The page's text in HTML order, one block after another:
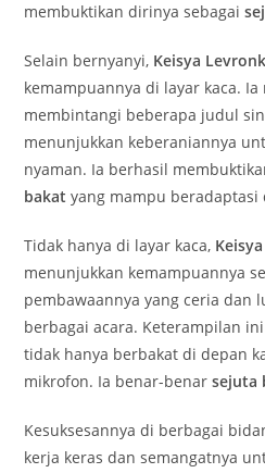
membuktikan dirinya sebagai
Selain bernyanyi, Keisya
kemampuannya di layar kaca.
membintangi beberapa judul
menunjukkan keberaniannya
nyaman. Ia berhasil
bakat yang mampu
Tidak hanya di layar kaca,
menunjukkan kemampuannya
pembawaannya yang ceria dan
berbagai acara. Keterampilan
tidak hanya berbakat di depan
mikrofon. Ia benar-benarsejuta
Kesuksesannya di berbagai
kerja keras dan semangatnya